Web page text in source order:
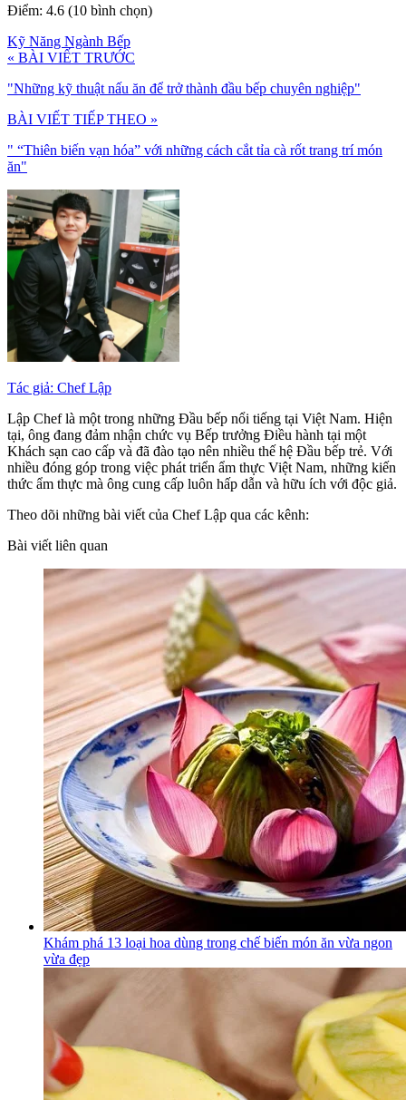
Điểm: 4.6 (10 bình chọn)
Kỹ Năng Ngành Bếp
« BÀI VIẾT TRƯỚC
"Những kỹ thuật nấu ăn để trở thành đầu bếp chuyên nghiệp"
BÀI VIẾT TIẾP THEO »
" “Thiên biến vạn hóa” với những cách cắt tỉa cà rốt trang trí món
ăn"
Tác giả: Chef Lập
Lập Chef là một trong những Đầu bếp nổi tiếng tại Việt Nam. Hiện
tại, ông đang đảm nhận chức vụ Bếp trưởng Điều hành tại một
Khách sạn cao cấp và đã đào tạo nên nhiều thế hệ Đầu bếp trẻ. Với
nhiều đóng góp trong việc phát triển ẩm thực Việt Nam, những kiến
thức ẩm thực mà ông cung cấp luôn hấp dẫn và hữu ích với độc giả.
Theo dõi những bài viết của Chef Lập qua các kênh:
Bài viết liên quan
Khám phá 13 loại hoa dùng trong chế biến món ăn vừa ngon
vừa đẹp